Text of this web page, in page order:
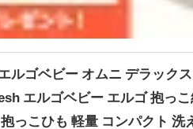
エルゴベビー オムニ デラック
エルゴベビー エルゴ 抱っ
っこひも 軽量 コンパクト